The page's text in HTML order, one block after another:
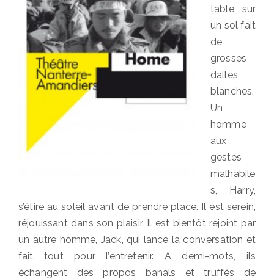
table, sur
un sol fait
de
grosses
dalles
blanches.
Un
homme
aux
gestes
malhabile
s, Harry,
s’étire au soleil avant de prendre place. Il est serein,
réjouissant dans son plaisir. Il est bientôt rejoint par
un autre homme, Jack, qui lance la conversation et
fait tout pour l’entretenir. A demi-mots, ils
échangent des propos banals et truffés de